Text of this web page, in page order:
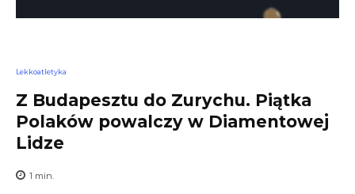
Lekkoatletyka
Z Budapesztu do Zurychu. Piątka
Polaków powalczy w Diamentowej
Lidze
1 min.